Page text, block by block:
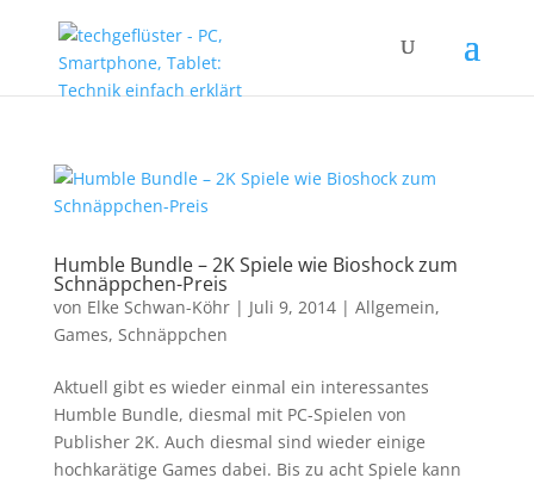
Humble Bundle – 2K Spiele wie Bioshock zum
Schnäppchen-Preis
von Elke Schwan-Köhr| Juli 9, 2014| Allgemein,
Games, Schnäppchen
Aktuell gibt es wieder einmal ein interessantes
Humble Bundle, diesmal mit PC-Spielen von
Publisher 2K. Auch diesmal sind wieder einige
hochkarätige Games dabei. Bis zu acht Spiele kann